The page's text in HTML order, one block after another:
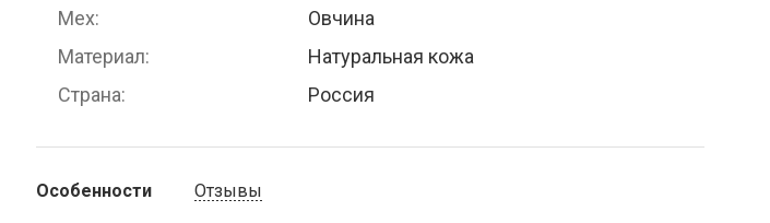
Мех
Овчина
Материал
Натуральная кожа
Страна
Россия
Особенности Отзывы